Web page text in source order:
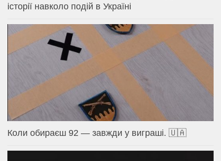
історії навколо подій в Україні
Коли обираєш 92 — завжди у виграші. 🇺🇦